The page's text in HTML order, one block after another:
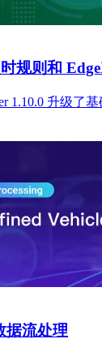
规则和
1.10.0 升级了
据流处理